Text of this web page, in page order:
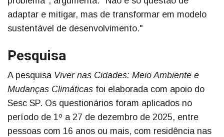
adaptar e mitigar, mas de transformar em modelo
sustentável de desenvolvimento."
Pesquisa
A pesquisa Viver nas Cidades: Meio Ambiente e
Mudanças Climáticas foi elaborada com apoio do
Sesc SP. Os questionários foram aplicados no
período de 1º a 27 de dezembro de 2025, entre
pessoas com 16 anos ou mais, com residência nas